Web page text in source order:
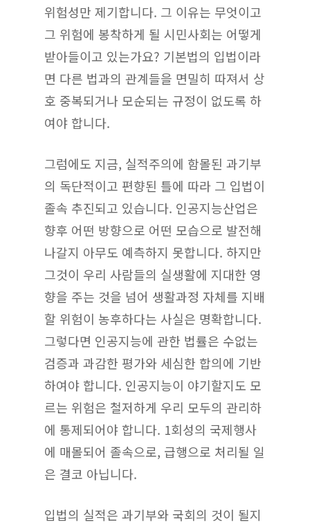
위험성만 제기합니다. 그 이유는 무엇이고
그 위험에 봉착하게 될 시민사회는 어떻게
받아들이고 있는가요? 기본법의 입법이라
면 다른 법과의 관계들을 면밀히 따져서 상
호 중복되거나 모순되는 규정이 없도록 하
여야 합니다.
그럼에도 지금, 실적주의에 함몰된 과기부
의 독단적이고 편향된 틀에 따라 그 입법이
졸속 추진되고 있습니다. 인공지능산업은
향후 어떤 방향으로 어떤 모습으로 발전해
나갈지 아무도 예측하지 못합니다. 하지만
그것이 우리 사람들의 실생활에 지대한 영
향을 주는 것을 넘어 생활과정 자체를 지배
할 위험이 농후하다는 사실은 명확합니다.
그렇다면 인공지능에 관한 법률은 수없는
검증과 과감한 평가와 세심한 합의에 기반
하여야 합니다. 인공지능이 야기할지도 모
르는 위험은 철저하게 우리 모두의 관리하
에 통제되어야 합니다. 1회성의 국제행사
에 매몰되어 졸속으로, 급행으로 처리될 일
은 결코 아닙니다.
입법의 실적은 과기부와 국회의 것이 될지